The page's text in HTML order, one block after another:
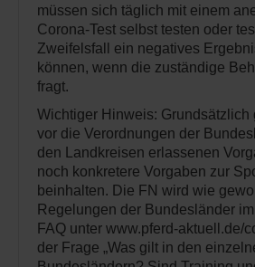
müssen sich täglich mit einem
Corona-Test selbst testen oder
Zweifelsfall ein negatives
können, wenn die zuständige
fragt.
Wichtiger Hinweis: Grundsätzlich
vor die Verordnungen der
den Landkreisen erlassenen
noch konkretere Vorgaben zur
beinhalten. Die FN wird wie
Regelungen der Bundesländer
FAQ unter www.pferd-aktuell.de/
der Frage „Was gilt in den